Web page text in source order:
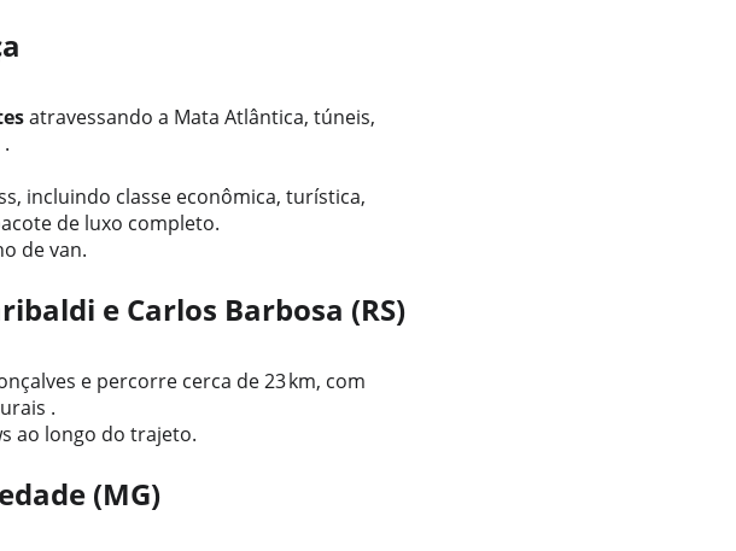
atravessando a Mata Atlântica, túneis,
incluindo classe econômica, turística,
de luxo completo.
de van.
e Carlos Barbosa (RS)
e percorre cerca de 23 km, com
.
ao longo do trajeto.
(MG)